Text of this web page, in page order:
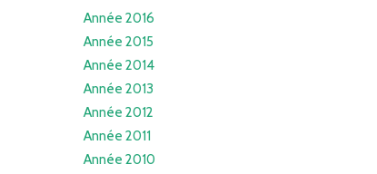
Année 2016
Année 2015
Année 2014
Année 2013
Année 2012
Année 2011
Année 2010